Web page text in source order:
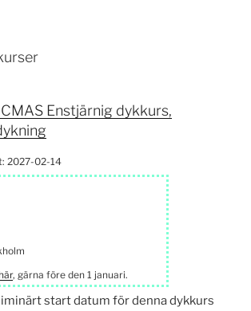
Enstjärnig dykkurs,
2027-02-14
, gärna före den 1 januari.
start datum för denna dykkurs